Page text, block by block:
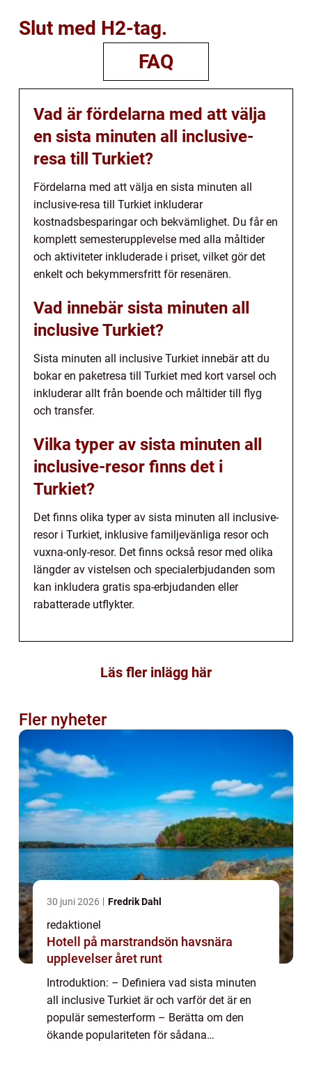
Slut med H2-tag.
FAQ
Vad är fördelarna med att välja
en sista minuten all inclusive-
resa till Turkiet?
Fördelarna med att välja en sista minuten all
inclusive-resa till Turkiet inkluderar
kostnadsbesparingar och bekvämlighet. Du får en
komplett semesterupplevelse med alla måltider
och aktiviteter inkluderade i priset, vilket gör det
enkelt och bekymmersfritt för resenären.
Vad innebär sista minuten all
inclusive Turkiet?
Sista minuten all inclusive Turkiet innebär att du
bokar en paketresa till Turkiet med kort varsel och
inkluderar allt från boende och måltider till flyg
och transfer.
Vilka typer av sista minuten all
inclusive-resor finns det i
Turkiet?
Det finns olika typer av sista minuten all inclusive-
resor i Turkiet, inklusive familjevänliga resor och
vuxna-only-resor. Det finns också resor med olika
längder av vistelsen och specialerbjudanden som
kan inkludera gratis spa-erbjudanden eller
rabatterade utflykter.
Läs fler inlägg här
Fler nyheter
30 juni 2026 Fredrik Dahl
redaktionel
Hotell på marstrandsön havsnära
upplevelser året runt
Introduktion: – Definiera vad sista minuten
all inclusive Turkiet är och varför det är en
populär semesterform – Berätta om den
ökande populariteten för sådana